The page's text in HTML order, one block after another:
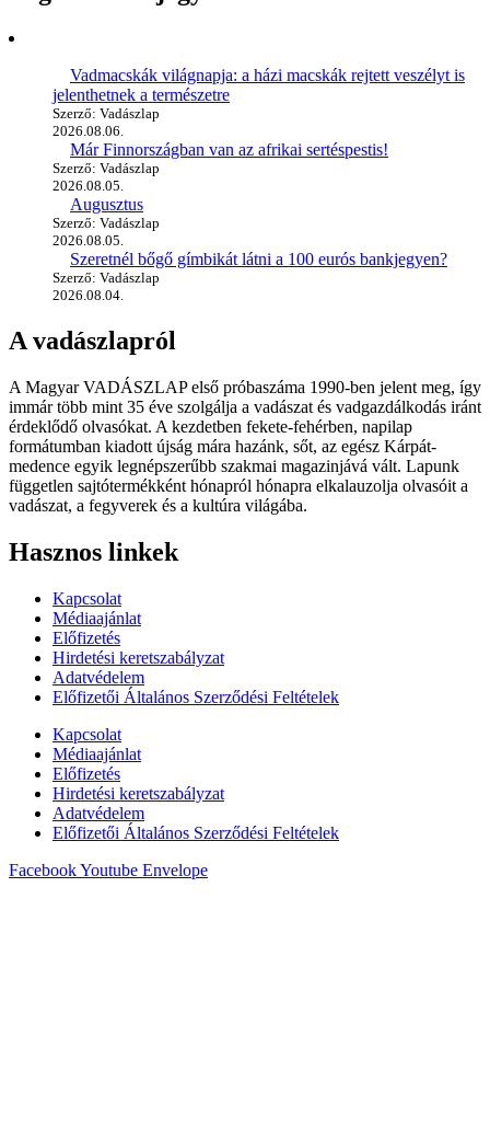
Vadmacskák világnapja: a házi macskák rejtett veszélyt is
jelenthetnek a természetre
Szerző: Vadászlap
2026.08.06.
Már Finnországban van az afrikai sertéspestis!
Szerző: Vadászlap
2026.08.05.
Augusztus
Szerző: Vadászlap
2026.08.05.
Szeretnél bőgő gímbikát látni a 100 eurós bankjegyen?
Szerző: Vadászlap
2026.08.04.
A vadászlapról
A Magyar VADÁSZLAP első próbaszáma 1990-ben jelent meg, így
immár több mint 35 éve szolgálja a vadászat és vadgazdálkodás iránt
érdeklődő olvasókat. A kezdetben fekete-fehérben, napilap
formátumban kiadott újság mára hazánk, sőt, az egész Kárpát-
medence egyik legnépszerűbb szakmai magazinjává vált. Lapunk
független sajtótermékként hónapról hónapra elkalauzolja olvasóit a
vadászat, a fegyverek és a kultúra világába.
Hasznos linkek
Kapcsolat
Médiaajánlat
Előfizetés
Hirdetési keretszabályzat
Adatvédelem
Előfizetői Általános Szerződési Feltételek
Kapcsolat
Médiaajánlat
Előfizetés
Hirdetési keretszabályzat
Adatvédelem
Előfizetői Általános Szerződési Feltételek
FacebookYoutube Envelope